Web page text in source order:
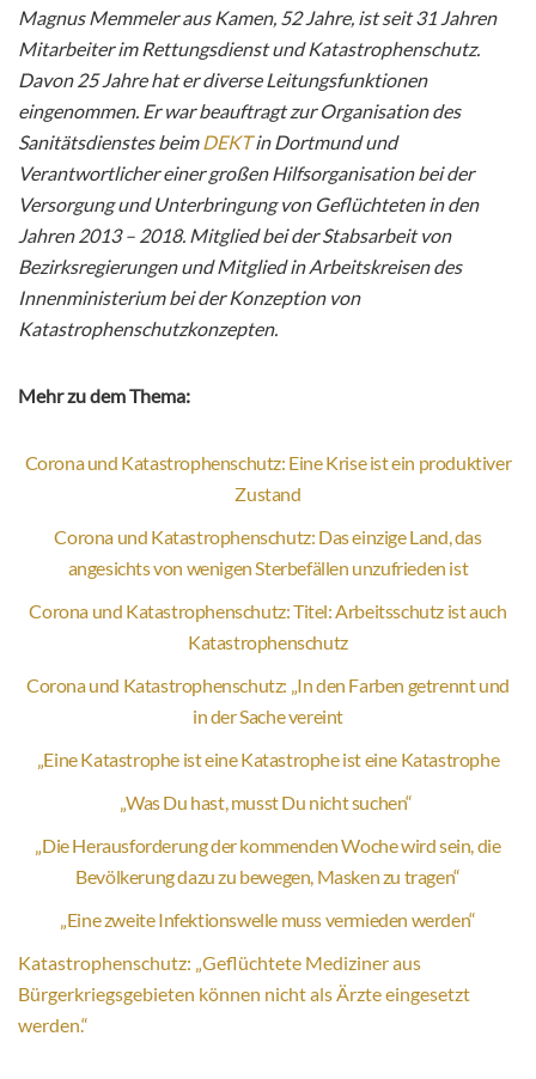
Magnus Memmeler aus Kamen, 52 Jahre, ist seit 31 Jahren
Mitarbeiter im Rettungsdienst und Katastrophenschutz.
Davon 25 Jahre hat er diverse Leitungsfunktionen
eingenommen. Er war beauftragt zur Organisation des
Sanitätsdienstes beimDEKTin Dortmund und
Verantwortlicher einer großen Hilfsorganisation bei der
Versorgung und Unterbringung von Geflüchteten in den
Jahren 2013 – 2018. Mitglied bei der Stabsarbeit von
Bezirksregierungen und Mitglied in Arbeitskreisen des
Innenministerium bei der Konzeption von
Katastrophenschutzkonzepten.
Mehr zu dem Thema:
Corona und Katastrophenschutz: Eine Krise ist ein produktiver
Zustand
Corona und Katastrophenschutz: Das einzige Land, das
angesichts von wenigen Sterbefällen unzufrieden ist
Corona und Katastrophenschutz: Titel: Arbeitsschutz ist auch
Katastrophenschutz
Corona und Katastrophenschutz: „In den Farben getrennt und
in der Sache vereint
„Eine Katastrophe ist eine Katastrophe ist eine Katastrophe
„Was Du hast, musst Du nicht suchen“
„Die Herausforderung der kommenden Woche wird sein, die
Bevölkerung dazu zu bewegen, Masken zu tragen“
„Eine zweite Infektionswelle muss vermieden werden“
Katastrophenschutz: „Geflüchtete Mediziner aus
Bürgerkriegsgebieten können nicht als Ärzte eingesetzt
werden.“